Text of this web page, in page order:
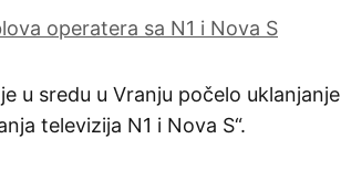
operatera sa N1 i Nova S
u sredu u Vranju počelo uklanjanje
televizija N1 i Nova S“.